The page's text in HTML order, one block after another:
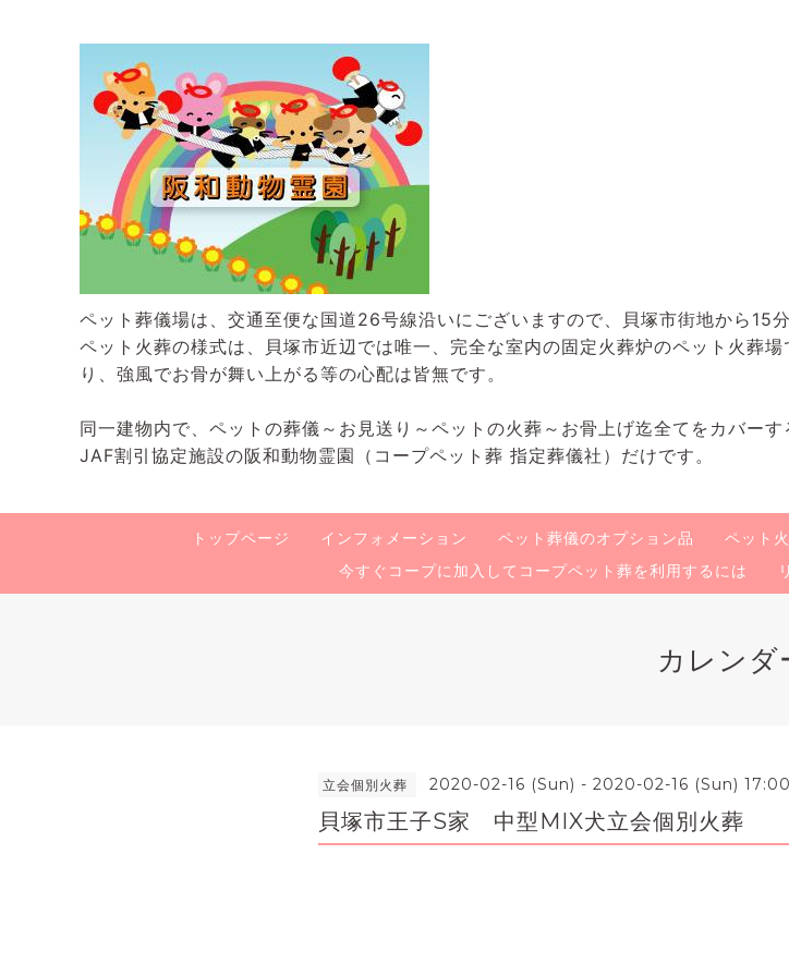
ペット葬儀場は、交通至便な国道26号線沿いにございますので、貝塚市街地から15
ペット火葬の様式は、貝塚市近辺では唯一、完全な室内の固定火葬炉のペット火葬
り、強風でお骨が舞い上がる等の心配は皆無です。
同一建物内で、ペットの葬儀～お見送り～ペットの火葬～お骨上げ迄全てをカバー
JAF割引協定施設の阪和動物霊園（コープペット葬 指定葬儀社）だけです。
トップページ インフォメーション ペット葬儀のオプション品 ペット
今すぐコープに加入してコープペット葬を利用するには
カレンダ
立会個別火葬 2020-02-16 (Sun) - 2020-02-16 (Sun)
貝塚市王子S家 中型MIX犬立会個別火葬